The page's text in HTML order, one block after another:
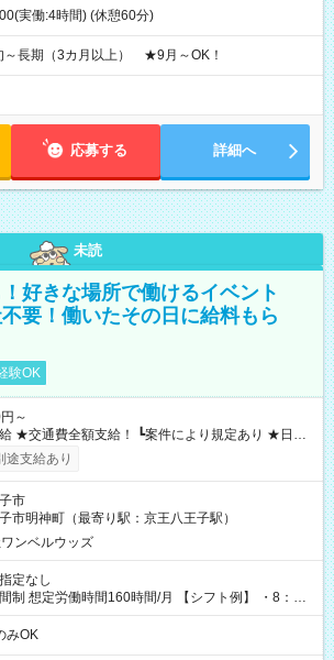
実働:4時間) (休憩60分)
～長期（3カ月以上） ★9月～OK！
応募する 詳細へ
未読
好きな場所で働けるイベント
要！働いたその日に給料もら
験OK
～
★日払
定あり） ┗働いたその日に現金GET♪ お仕事後はコ
日払い分を引き落とせます！ 【試用期間】試
途支給あり
市
市明神町（最寄り駅：京王八王子駅）
ンベルウッズ
定なし
労働時間160時間/月 【シフト例】 ・8：00
みOK